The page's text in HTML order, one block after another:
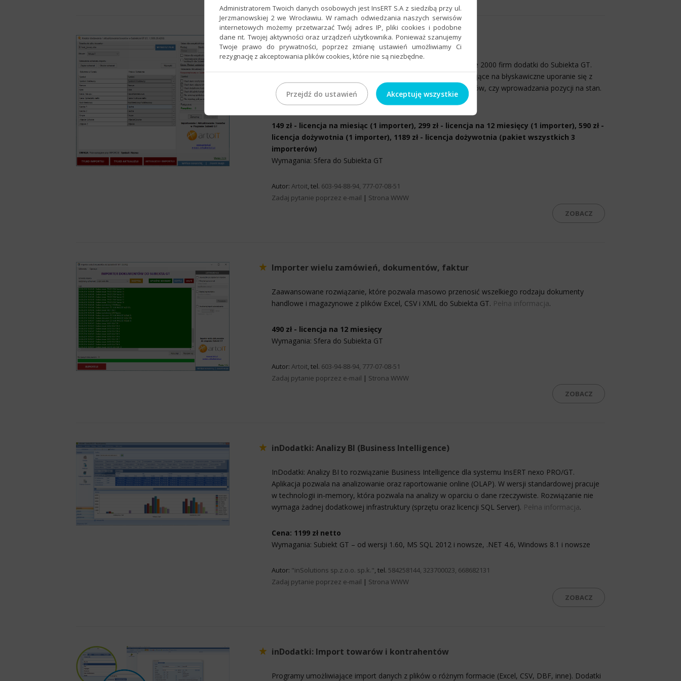
Import dokumentu, towarów i kontrahentów
Importery danych z plików Excel i CSV to używane przez prawie 2000 firm dodatki do Subiekta GT.
Proste w obsłudze, intuicyjne i niezawodne narzędzie pozwalające na błyskawiczne uporanie się z
problemami ręcznego przenoszenia np. cenników od dostawców, czy wprowadzania pozycji na stan.
Pełna informacja.
149 zł - licencja na miesiąc (1 importer), 299 zł - licencja na 12 miesięcy (1 importer), 590 zł -
licencja dożywotnia (1 importer), 1189 zł - licencja dożywotnia (pakiet wszystkich 3
importerów)
Wymagania: Sfera do Subiekta GT
Autor: Artoit, tel. 603-94-88-94, 777-07-08-51
Zadaj pytanie poprzez e-mail | Strona WWW
ZOBACZ
Importer wielu zamówień, dokumentów, faktur
Zaawansowane rozwiązanie, które pozwala masowo przenosić wszelkiego rodzaju dokumenty
handlowe i magazynowe z plików Excel, CSV i XML do Subiekta GT. Pełna informacja.
490 zł - licencja na 12 miesięcy
Wymagania: Sfera do Subiekta GT
Autor: Artoit, tel. 603-94-88-94, 777-07-08-51
Zadaj pytanie poprzez e-mail | Strona WWW
ZOBACZ
inDodatki: Analizy BI (Business Intelligence)
InDodatki: Analizy BI to rozwiązanie Business Intelligence dla systemu InsERT nexo PRO/GT.
Aplikacja pozwala na analizowanie oraz raportowanie online (OLAP). W wersji standardowej pracuje
w technologii in-memory, która pozwala na analizy w oparciu o dane rzeczywiste. Rozwiązanie nie
wymaga żadnej dodatkowej infrastruktury (sprzętu oraz licencji SQL Server). Pełna informacja.
Cena: 1199 zł netto
Wymagania: Subiekt GT – od wersji 1.60, MS SQL 2012 i nowsze, .NET 4.6, Windows 8.1 i nowsze
Autor: "inSolutions sp.z.o.o. sp.k.", tel. 584258144, 323700023, 668682131
Zadaj pytanie poprzez e-mail | Strona WWW
ZOBACZ
inDodatki: Import towarów i kontrahentów
Programy umożliwiające import danych z plików o różnym formacie (Excel, CSV, DBF, inne). Dodatki
Administratorem Twoich danych osobowych jest InsERT S.A z siedzibą przy ul.
Jerzmanowskiej 2 we Wrocławiu. W ramach odwiedzania naszych serwisów
internetowych możemy przetwarzać Twój adres IP, pliki cookies i podobne
dane nt. Twojej aktywności oraz urządzeń użytkownika. Ponieważ szanujemy
Twoje prawo do prywatności, poprzez zmianę ustawień umożliwiamy Ci
rezygnację z akceptowania plików cookies, które nie są niezbędne.
Przejdź do ustawień Akceptuję wszystkie